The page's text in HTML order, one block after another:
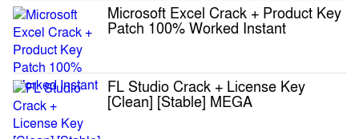
Microsoft Excel Crack + Product Key
Patch 100% Worked Instant
FL Studio Crack + License Key
[Clean] [Stable] MEGA